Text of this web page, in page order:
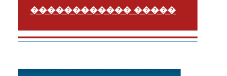
������������ �����